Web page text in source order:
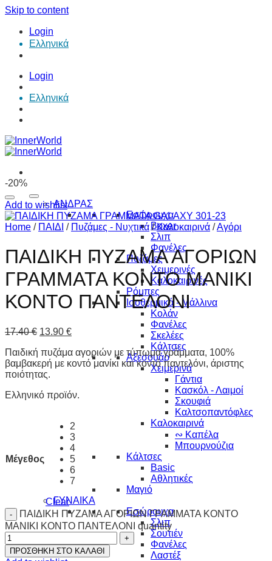
Skip to content
Login
Ελληνικά
Login
Ελληνικά
ΑΝΔΡΑΣ
Εσώρουχα
Boxer
Σλιπ
Φανέλες
Πυζάμες
Χειμερινές
Καλοκαιρινές
Ρόμπες
Ισοθερμικά - Μάλλινα
Κολάν
Φανέλες
Σκελέες
Κάλτσες
Αξεσουάρ
Χειμερινά
Γάντια
Κασκόλ - Λαιμοί
Σκουφιά
Καλτσοπαντόφλες
Καλοκαιρινά
∾ Καπέλα
Μπουρνούζια
Κάλτσες
Basic
Αθλητικές
Μαγιό
ΓΥΝΑΙΚΑ
Εσώρουχα
Σλιπ
Σουτιέν
Φανέλες
Λαστέξ
-20%
Add to wishlist
Home / ΠΑΙΔΙ / Πυζάμες - Νυχτικά / Καλοκαιρινά /Αγόρι
ΠΑΙΔΙΚΗ ΠΥΖΑΜΑ ΑΓΟΡΙΩΝ
ΓΡΑΜΜΑΤΑ ΚΟΝΤΟ ΜΑΝΙΚΙ
ΚΟΝΤΟ ΠΑΝΤΕΛΟΝΙ
17.40€ 13.90 €
Παιδική πυζάμα αγοριών με τύπωμα γράμματα, 100%
βαμβακερή με κοντό μανίκι και κοντό παντελόνι, άριστης
ποιότητας.
Ελληνικό προϊόν.
Μέγεθος
2
3
4
5
6
7
Clear
ΠΑΙΔΙΚΗ ΠΥΖΑΜΑ ΑΓΟΡΙΩΝ ΓΡΑΜΜΑΤΑ ΚΟΝΤΟ
ΜΑΝΙΚΙ ΚΟΝΤΟ ΠΑΝΤΕΛΟΝΙ quantity
ΠΡΟΣΘΗΚΗ ΣΤΟ ΚΑΛΑΘΙ